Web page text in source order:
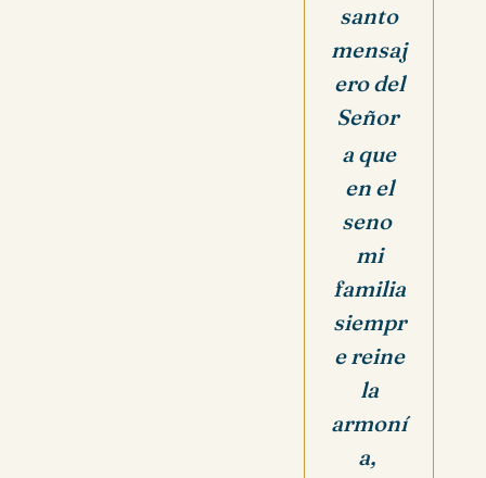
santo
mensaj
ero del
Señor
a que
en el
seno
mi
familia
siempr
e reine
la
armoní
a,